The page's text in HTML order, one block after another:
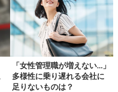
「女性管理職が増えない...」
多様性に乗り遅れる会社に
足りないものは？